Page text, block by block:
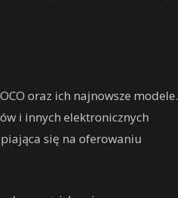
oraz ich najnowsze modele.
i innych elektronicznych
się na oferowaniu